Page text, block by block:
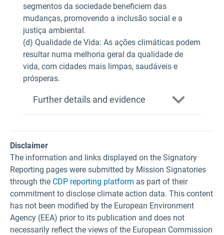
segmentos da sociedade beneficiem das
mudanças, promovendo a inclusão social e a
justiça ambiental.
(d) Qualidade de Vida: As ações climáticas podem
resultar numa melhoria geral da qualidade de
vida, com cidades mais limpas, saudáveis e
prósperas.
Further details and evidence
Disclaimer
The information and links displayed on the Signatory
Reporting pages were submitted by Mission Signatories
through the CDP reporting platform as part of their
commitment to disclose climate action data. This content
has not been modified by the European Environment
Agency (EEA) prior to its publication and does not
necessarily reflect the views of the European Commission